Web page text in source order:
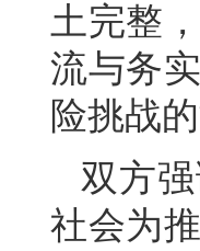
土完整
流与务
险挑战
双方
社会为